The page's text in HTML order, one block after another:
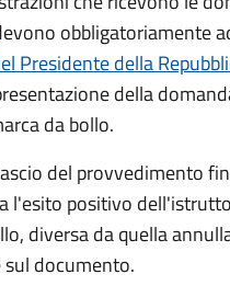
obbligatoriamente
Presidente della
della
da bollo.
del provvedimento
l'esito positivo
diversa da quella
documento.